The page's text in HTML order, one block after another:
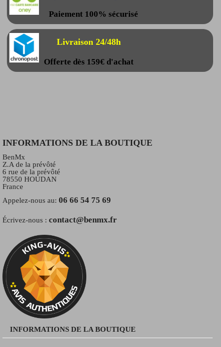
Paiement 100% sécurisé
Livraison 24/48h
Offerte dès 159€ d'achat
INFORMATIONS DE LA BOUTIQUE
BenMx
Z.A de la prévôté
6 rue de la prévôté
78550 HOUDAN
France
Appelez-nous au: 06 66 54 75 69
Écrivez-nous : contact@benmx.fr
INFORMATIONS DE LA BOUTIQUE